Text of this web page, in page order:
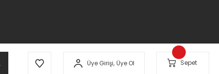
Üye Girişi, Üye Ol Sepet